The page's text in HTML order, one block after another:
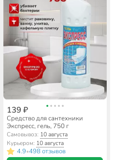
139 ₽
Средство для сантехники
Экспресс, гель, 750 г
Самовывоз: 10 августа
Курьером: 10 августа
4.9•498 отзывов